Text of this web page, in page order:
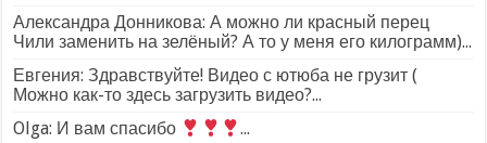
Александра Донникова: А можно ли красный перец
Чили заменить на зелёный? А то у меня его килограмм)...
Евгения: Здравствуйте! Видео с ютюба не грузит (
Можно как-то здесь загрузить видео?...
Olga: И вам спасибо
...